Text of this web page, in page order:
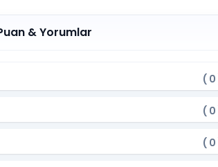
& Yorumlar
( 0
( 0
( 0